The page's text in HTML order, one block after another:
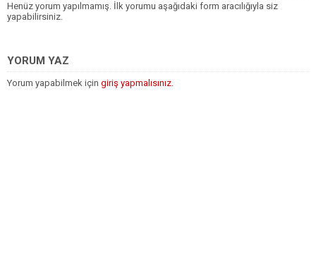
Henüz yorum yapılmamış. İlk yorumu aşağıdaki form aracılığıyla siz
yapabilirsiniz.
YORUM YAZ
Yorum yapabilmek için giriş yapmalısınız.